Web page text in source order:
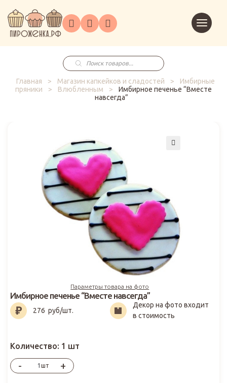
ГлавнаяКаталог
на
заказ
Праздники
Корпоративным
клиентам
в
корзину
Поиск
товаров
Главная
> Магазин капкейков и сладостей >
Имбирные
пряники
> Влюбленным >
Имбирное печенье “Вместе
навсегда”
Параметры товара на фото
276₽
Имбирное печенье “Вместе навсегда”
276 руб/шт.
Декор на фото входит
в стоимость
Количество: 1 шт
- шт +